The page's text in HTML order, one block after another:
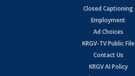
Closed Captioning
Employment
Ad Choices
KRGV-TV Public File
Contact Us
KRGV AI Policy